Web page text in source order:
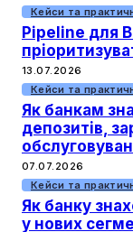
Кейси та
Pipeline для
13.07.2026
Кейси та
Як банкам
депозитів,
07.07.2026
Кейси та
Як банку
у нових